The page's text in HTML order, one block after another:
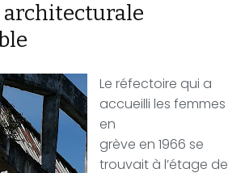
architecturale
Le réfectoire qui a
accueilli les femmes
en
grève en 1966 se
trouvait à l’étage de